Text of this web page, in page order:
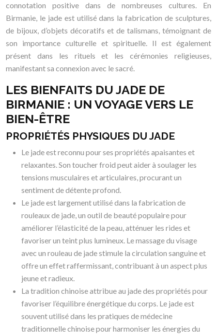
connotation positive dans de nombreuses cultures. En
Birmanie, le jade est utilisé dans la fabrication de sculptures,
de bijoux, d’objets décoratifs et de talismans, témoignant de
son importance culturelle et spirituelle. Il est également
présent dans les rituels et les cérémonies religieuses,
manifestant sa connexion avec le sacré.
LES BIENFAITS DU JADE DE
BIRMANIE : UN VOYAGE VERS LE
BIEN-ÊTRE
PROPRIÉTÉS PHYSIQUES DU JADE
Le jade est reconnu pour ses propriétés apaisantes et
relaxantes. Son toucher froid peut aider à soulager les
tensions musculaires et articulaires, procurant un
sentiment de détente profond.
Le jade est largement utilisé dans la fabrication de
rouleaux de jade, un outil de beauté populaire pour
améliorer l’élasticité de la peau, atténuer les rides et
favoriser un teint plus lumineux. Le massage du visage
avec un rouleau de jade stimule la circulation sanguine et
offre un effet raffermissant, contribuant à un aspect plus
jeune et radieux.
La tradition chinoise attribue au jade des propriétés pour
favoriser l’équilibre énergétique du corps. Le jade est
souvent utilisé dans les pratiques de médecine
traditionnelle chinoise pour harmoniser les énergies du